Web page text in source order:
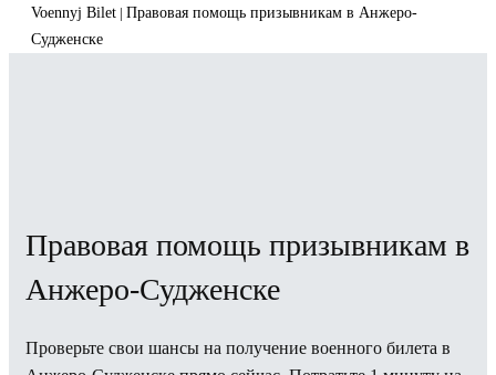
Voennyj Bilet Правовая помощь призывникам в Анжеро-
Судженске
Правовая помощь призывникам в
Анжеро-Судженске
Проверьте свои шансы на получение военного билета в